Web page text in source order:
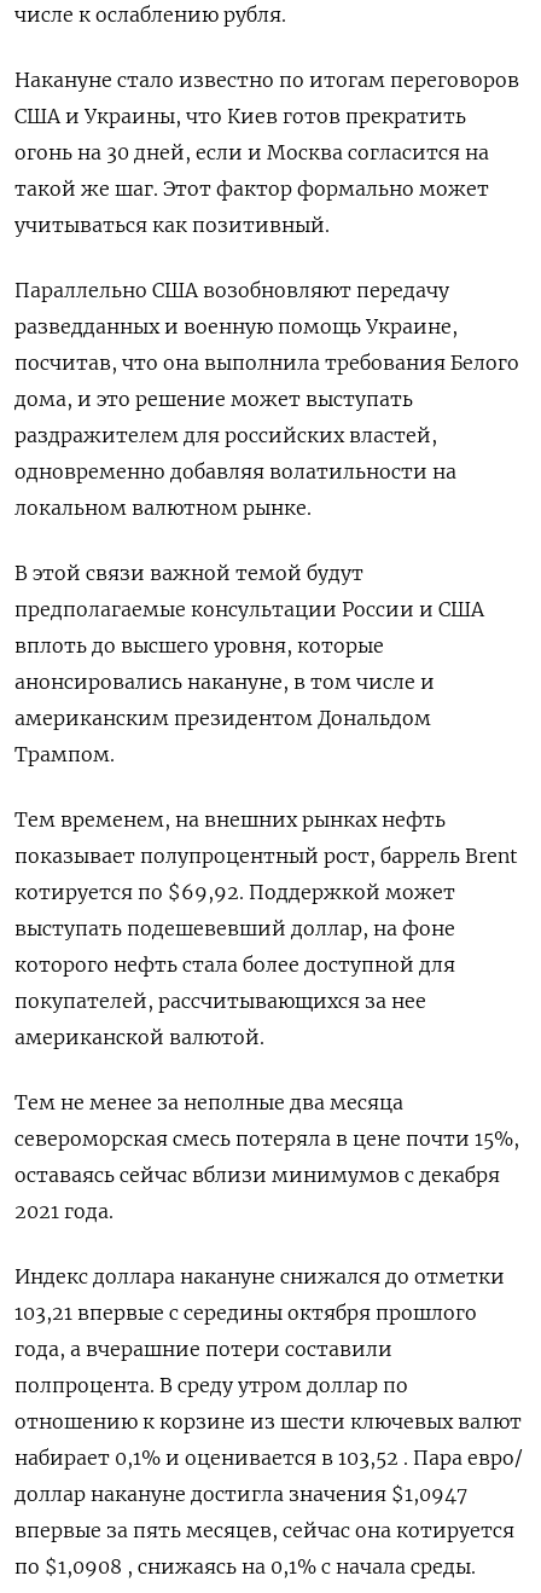
числе к ослаблению рубля.
Накануне стало известно по итогам переговоров
США и Украины, что Киев готов прекратить
огонь на 30 дней, если и Москва согласится на
такой же шаг. Этот фактор формально может
учитываться как позитивный.
Параллельно США возобновляют передачу
разведданных и военную помощь Украине,
посчитав, что она выполнила требования Белого
дома, и это решение может выступать
раздражителем для российских властей,
одновременно добавляя волатильности на
локальном валютном рынке.
В этой связи важной темой будут
предполагаемые консультации России и США
вплоть до высшего уровня, которые
анонсировались накануне, в том числе и
американским президентом Дональдом
Трампом.
Тем временем, на внешних рынках нефть
показывает полупроцентный рост, баррель Brent
котируется по $69,92. Поддержкой может
выступать подешевевший доллар, на фоне
которого нефть стала более доступной для
покупателей, рассчитывающихся за нее
американской валютой.
Тем не менее за неполные два месяца
североморская смесь потеряла в цене почти 15%,
оставаясь сейчас вблизи минимумов с декабря
2021 года.
Индекс доллара накануне снижался до отметки
103,21 впервые с середины октября прошлого
года, а вчерашние потери составили
полпроцента. В среду утром доллар по
отношению к корзине из шести ключевых валют
набирает 0,1% и оценивается в 103,52 . Пара евро/
доллар накануне достигла значения $1,0947
впервые за пять месяцев, сейчас она котируется
по $1,0908 , снижаясь на 0,1% с начала среды.